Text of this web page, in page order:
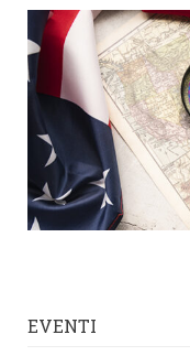
EVENTI